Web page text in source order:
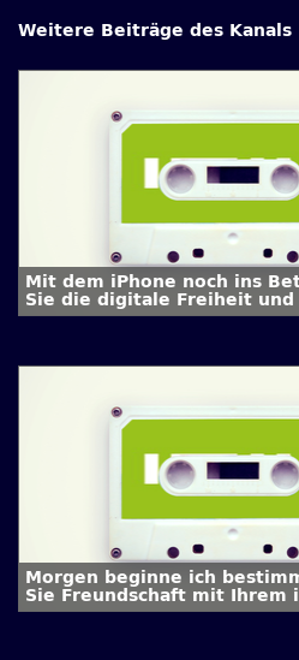
Weitere Beiträge des Kanals
Mit dem iPhone noch ins
Sie die digitale Freiheit und
abzuschalten
Morgen beginne ich
Sie Freundschaft mit Ihrem
Schweinehund